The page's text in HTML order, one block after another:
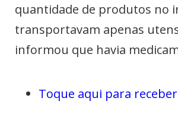
quantidade de produtos no
transportavam apenas
informou que havia
Toque aqui para